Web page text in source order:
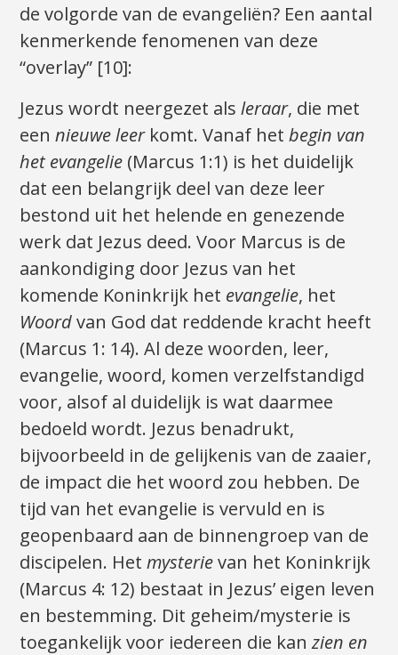
de volgorde van de evangeliën? Een aantal
kenmerkende fenomenen van deze
“overlay” [10]:
Jezus wordt neergezet alsleraar, die met
eennieuwe leerkomt. Vanaf hetbegin van
het evangelie (Marcus 1:1) is het duidelijk
dat een belangrijk deel van deze leer
bestond uit het helende en genezende
werk dat Jezus deed. Voor Marcus is de
aankondiging door Jezus van het
komende Koninkrijk het evangelie, het
Woordvan God dat reddende kracht heeft
(Marcus 1: 14). Al deze woorden, leer,
evangelie, woord, komen verzelfstandigd
voor, alsof al duidelijk is wat daarmee
bedoeld wordt. Jezus benadrukt,
bijvoorbeeld in de gelijkenis van de zaaier,
de impact die het woord zou hebben. De
tijd van het evangelie is vervuld en is
geopenbaard aan de binnengroep van de
discipelen. Hetmysterievan het Koninkrijk
(Marcus 4: 12) bestaat in Jezus’ eigen leven
en bestemming. Dit geheim/mysterie is
toegankelijk voor iedereen die kanzien en